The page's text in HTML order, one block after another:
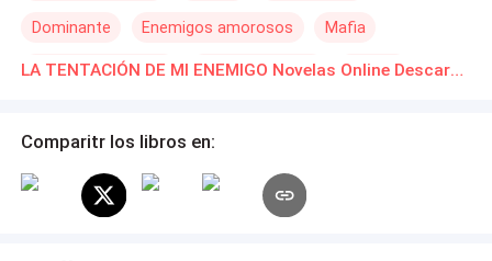
Dos enemigos que deberían odiarse. Un deseo prohibido
que amenaza con romper todas las reglas. En un mundo
Dominante Enemigos amorosos Mafia
Matrimonio Exprés De Odio al Amor Erótico LA TENTACIÓN DE MI ENEMIGO Novelas Online Descarga gratuita de PDF
Comparitr los libros en: